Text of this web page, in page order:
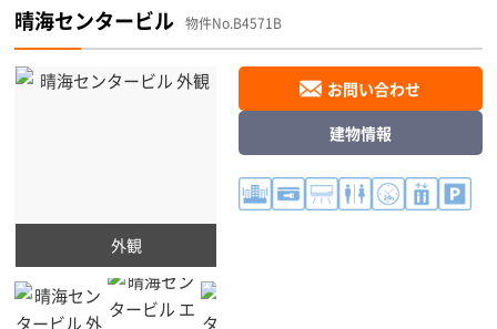
晴海センタービル 物件No.B4571B
外観
お問い合わせ
建物情報